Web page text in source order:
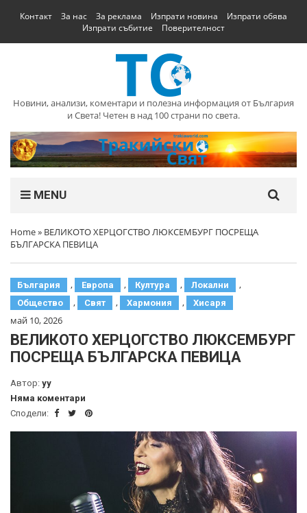
Контакт За нас За реклама Изпрати новина
Изпрати обява
Изпрати събитие
Поверителност
Новини, анализи, коментари и полезна информация от България
и Света! Четен в над 100 страни по света.
MENU
Home» ВЕЛИКОТО ХЕРЦОГСТВО ЛЮКСЕМБУРГ ПОСРЕЩА
БЪЛГАРСКА ПЕВИЦА
България , Европа , Култура , Локални ,
Общество , Свят , Хармония , Хисаря
май 10, 2026
ВЕЛИКОТО ХЕРЦОГСТВО ЛЮКСЕМБУРГ
ПОСРЕЩА БЪЛГАРСКА ПЕВИЦА
Автор: yy
Няма коментари
Сподели: